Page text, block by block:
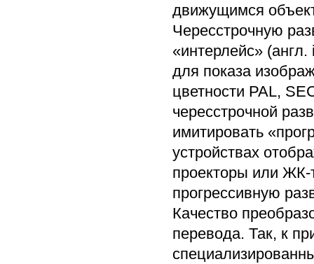
движущимся
Чересстрочную
«интерлейс»
для показа
цветности PAL,
чересстрочной
имитировать
устройствах
проекторы или ЖК-
прогрессивную
Качество
перевода. Так, к